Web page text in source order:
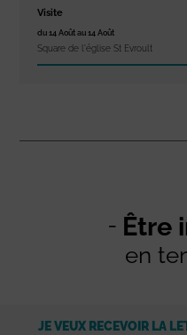
Visite
du 14 Août au 14 Août
Square de l'église St Evroult
Être
en
JE VEUX RECEVOIR LA